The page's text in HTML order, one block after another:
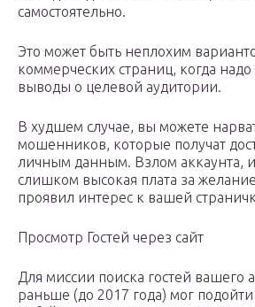
самостоятельно.
Это может быть неплохим
коммерческих страниц, когда надо
выводы о целевой аудитории.
В худшем случае, вы можете
мошенников, которые получат
личным данным. Взлом аккаунта,
слишком высокая плата за
проявил интерес к вашей
Просмотр Гостей через сайт
Для миссии поиска гостей вашего
раньше (до 2017 года) мог подойти